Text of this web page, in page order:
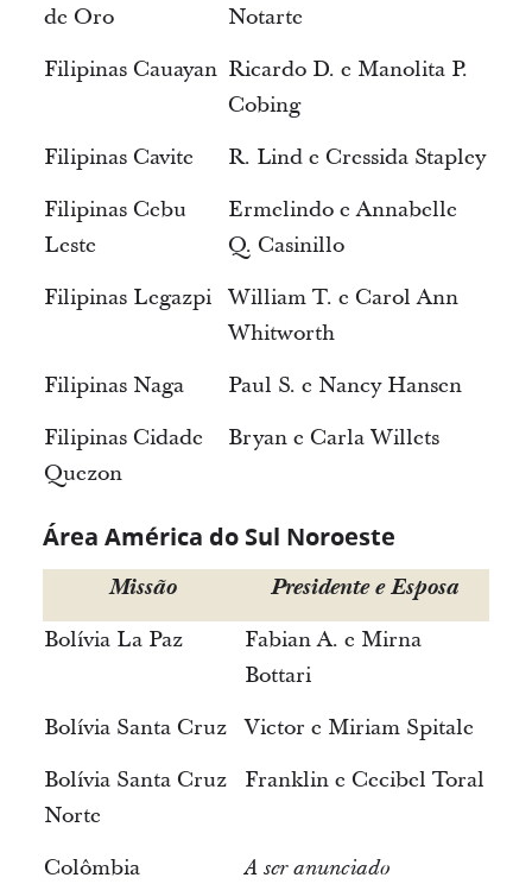
de Oro
Notarte
Filipinas Cauayan Ricardo D. e Manolita P.
Cobing
Filipinas Cavite
R. Lind e Cressida Stapley
Filipinas Cebu
Leste
Ermelindo e Annabelle
Q. Casinillo
Filipinas Legazpi William T. e Carol Ann
Whitworth
Filipinas Naga
Paul S. e Nancy Hansen
Filipinas Cidade
Quezon
Bryan e Carla Willets
Área América do Sul Noroeste
Missão
Presidente e Esposa
Bolívia La Paz
Fabian A. e Mirna
Bottari
Bolívia Santa Cruz Victor e Miriam Spitale
Bolívia Santa Cruz
Norte
Franklin e Cecibel Toral
Colômbia
A ser anunciado